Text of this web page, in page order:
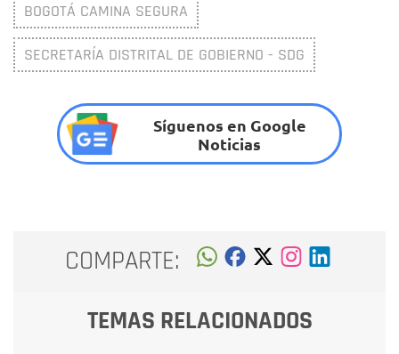
BOGOTÁ CAMINA SEGURA
SECRETARÍA DISTRITAL DE GOBIERNO - SDG
Síguenos en Google
Noticias
COMPARTE:
TEMAS RELACIONADOS